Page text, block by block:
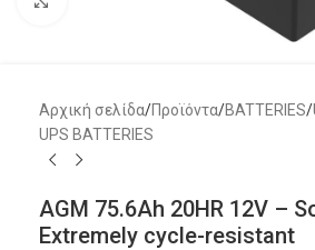
Αρχική σελίδα/Προϊόντα/BATTERIES/
UPS BATTERIES
AGM 75.6Ah 20HR 12V –
Extremely cycle-resistant